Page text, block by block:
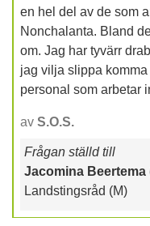
en hel del av de som
Nonchalanta. Bland
om. Jag har tyvärr
jag vilja slippa
personal som arbetar
av S.O.S.
Frågan ställd till
Jacomina Beertema
Landstingsråd (M)